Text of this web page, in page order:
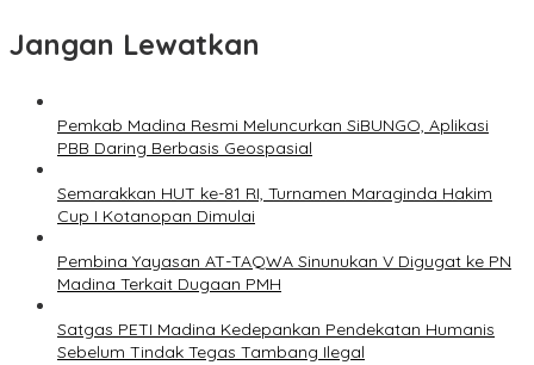
Jangan Lewatkan
Pemkab Madina Resmi Meluncurkan SiBUNGO, Aplikasi
PBB Daring Berbasis Geospasial
Semarakkan HUT ke-81 RI, Turnamen Maraginda Hakim
Cup I Kotanopan Dimulai
Pembina Yayasan AT-TAQWA Sinunukan V Digugat ke PN
Madina Terkait Dugaan PMH
Satgas PETI Madina Kedepankan Pendekatan Humanis
Sebelum Tindak Tegas Tambang Ilegal